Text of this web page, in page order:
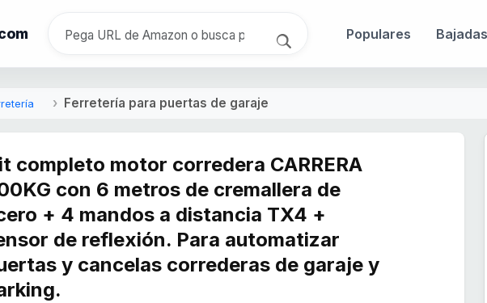
Populares Bajadas
Ferretería para puertas de garaje
completo motor corredera CARRERA
con 6 metros de cremallera de
+ 4 mandos a distancia TX4 +
de reflexión. Para automatizar
y cancelas correderas de garaje y